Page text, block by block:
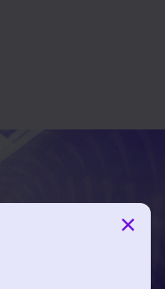
×